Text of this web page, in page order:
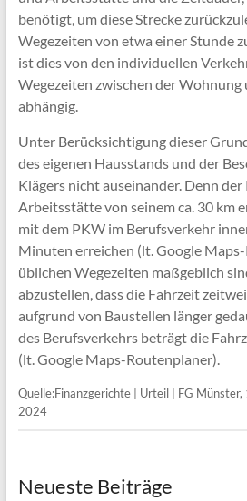
benötigt, um diese Strecke
Wegezeiten von etwa einer Stunde
ist dies von den individuellen
Wegezeiten zwischen der
abhängig.
Unter Berücksichtigung dieser
des eigenen Hausstands und der
Klägers nicht auseinander. Denn der
Arbeitsstätte von seinem ca. 30 km
mit dem PKW im Berufsverkehr
Minuten erreichen (lt. Google
üblichen Wegezeiten maßgeblich
abzustellen, dass die Fahrzeit
aufgrund von Baustellen länger
des Berufsverkehrs beträgt die
(lt. Google Maps-Routenplaner).
Quelle:Finanzgerichte | Urteil | FG
2024
Neueste Beiträge